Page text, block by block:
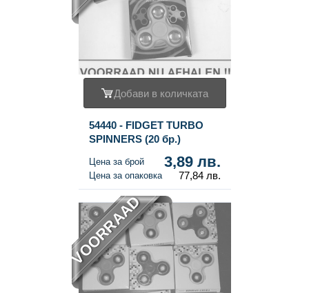
Добави в количката
54440 - FIDGET TURBO
SPINNERS (20 бр.)
Цена за брой 3,89 лв.
Цена за опаковка 77,84 лв.
VOORRAAD